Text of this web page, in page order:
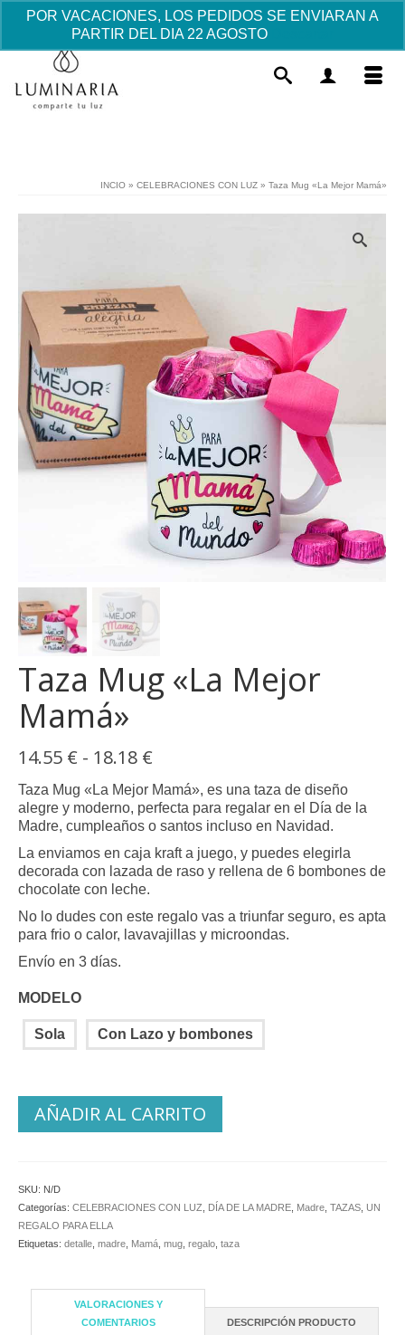
POR VACACIONES, LOS PEDIDOS SE ENVIARAN A
PARTIR DEL DIA 22 AGOSTO
INCIO » CELEBRACIONES CON LUZ » Taza Mug «La Mejor Mamá»
Taza Mug «La Mejor
Mamá»
14.55 € - 18.18 €
precios:
desde
14.55 €
hasta
18.18 €
Taza Mug «La Mejor Mamá», es una taza de diseño
alegre y moderno, perfecta para regalar en el Día de la
Madre, cumpleaños o santos incluso en Navidad.
La enviamos en caja kraft a juego, y puedes elegirla
decorada con lazada de raso y rellena de 6 bombones de
chocolate con leche.
No lo dudes con este regalo vas a triunfar seguro, es apta
para frio o calor, lavavajillas y microondas.
Envío en 3 días.
MODELO
Sola Con Lazo y bombones
AÑADIR AL CARRITO
SKU: N/D
Categorías: CELEBRACIONES CON LUZ DÍA DE LA MADRE Madre TAZAS UN
REGALO PARA ELLA
Etiquetas: detalle madre Mamá mug regalo taza
VALORACIONES Y
COMENTARIOS
DESCRIPCIÓN PRODUCTO
invitados Bautizo- - Azul sin placa
3.57 + AÑADIR